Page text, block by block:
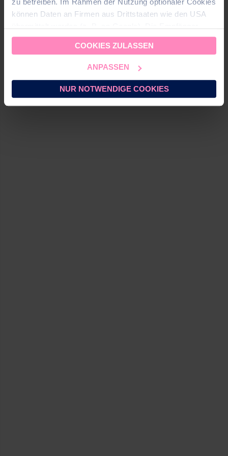
zu betreiben. Im Rahmen der Nutzung optionaler Cookies
können Daten an Firmen aus Drittstaaten wie den USA
dieser Daten sind im CH-US Data Privacy Framework
(DPF) gelistet, dass ein angemessenes
Datenschutzniveau gewährleistet. Für nicht zertifizierte
EU‑Standardvertragsklauseln mit CH‑Ergänzungen) ein.
Sie könnenalle Cookies akzeptierenodernur
COOKIES ZULASSEN
ANPASSEN
NUR NOTWENDIGE COOKIES
AQUARIS K-02
CHF 580.00